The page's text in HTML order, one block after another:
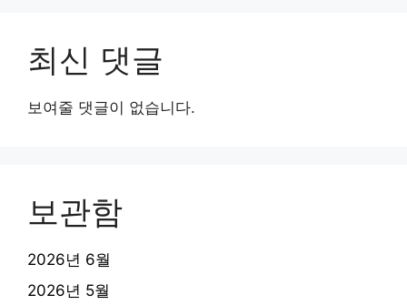
최신 댓글
보여줄 댓글이 없습니다.
보관함
2026년 6월
2026년 5월